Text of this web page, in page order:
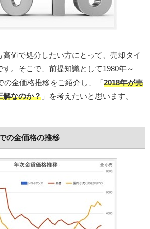
値で処分したい方にとって、売却タイ
す。そこで、前提知識として1980年～
の金価格推移をご紹介し、「 2018年が売
解なのか？ 」を考えたいと思います。
の金価格の推移